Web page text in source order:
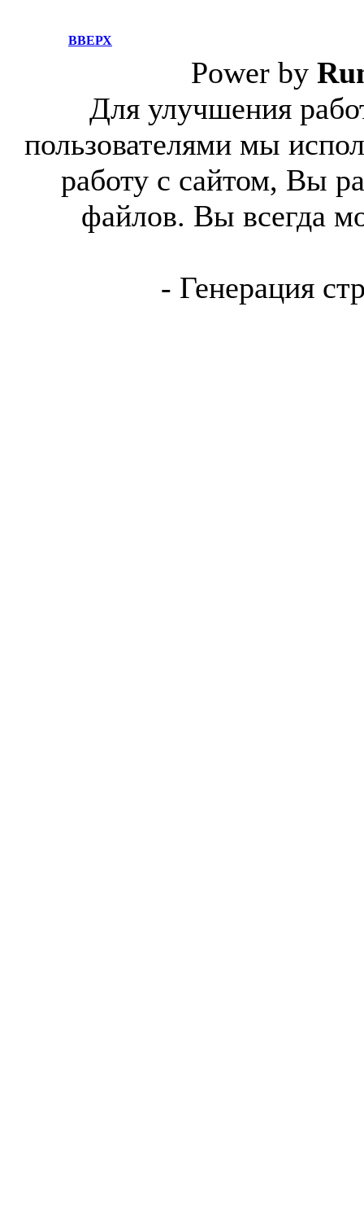
ВВЕРХ
Power by
Для улучшения
пользователями мы
работу с сайтом, Вы
файлов. Вы всегда
- Генерация